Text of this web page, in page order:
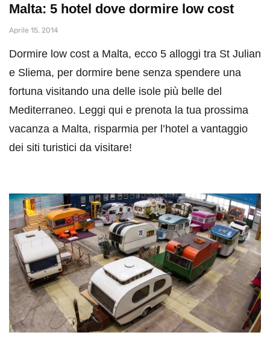
Malta: 5 hotel dove dormire low cost
Aprile 15, 2014
Dormire low cost a Malta, ecco 5 alloggi tra St Julian
e Sliema, per dormire bene senza spendere una
fortuna visitando una delle isole più belle del
Mediterraneo. Leggi qui e prenota la tua prossima
vacanza a Malta, risparmia per l’hotel a vantaggio
dei siti turistici da visitare!